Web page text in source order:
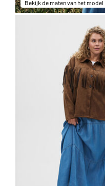
Bekijk de maten van het model